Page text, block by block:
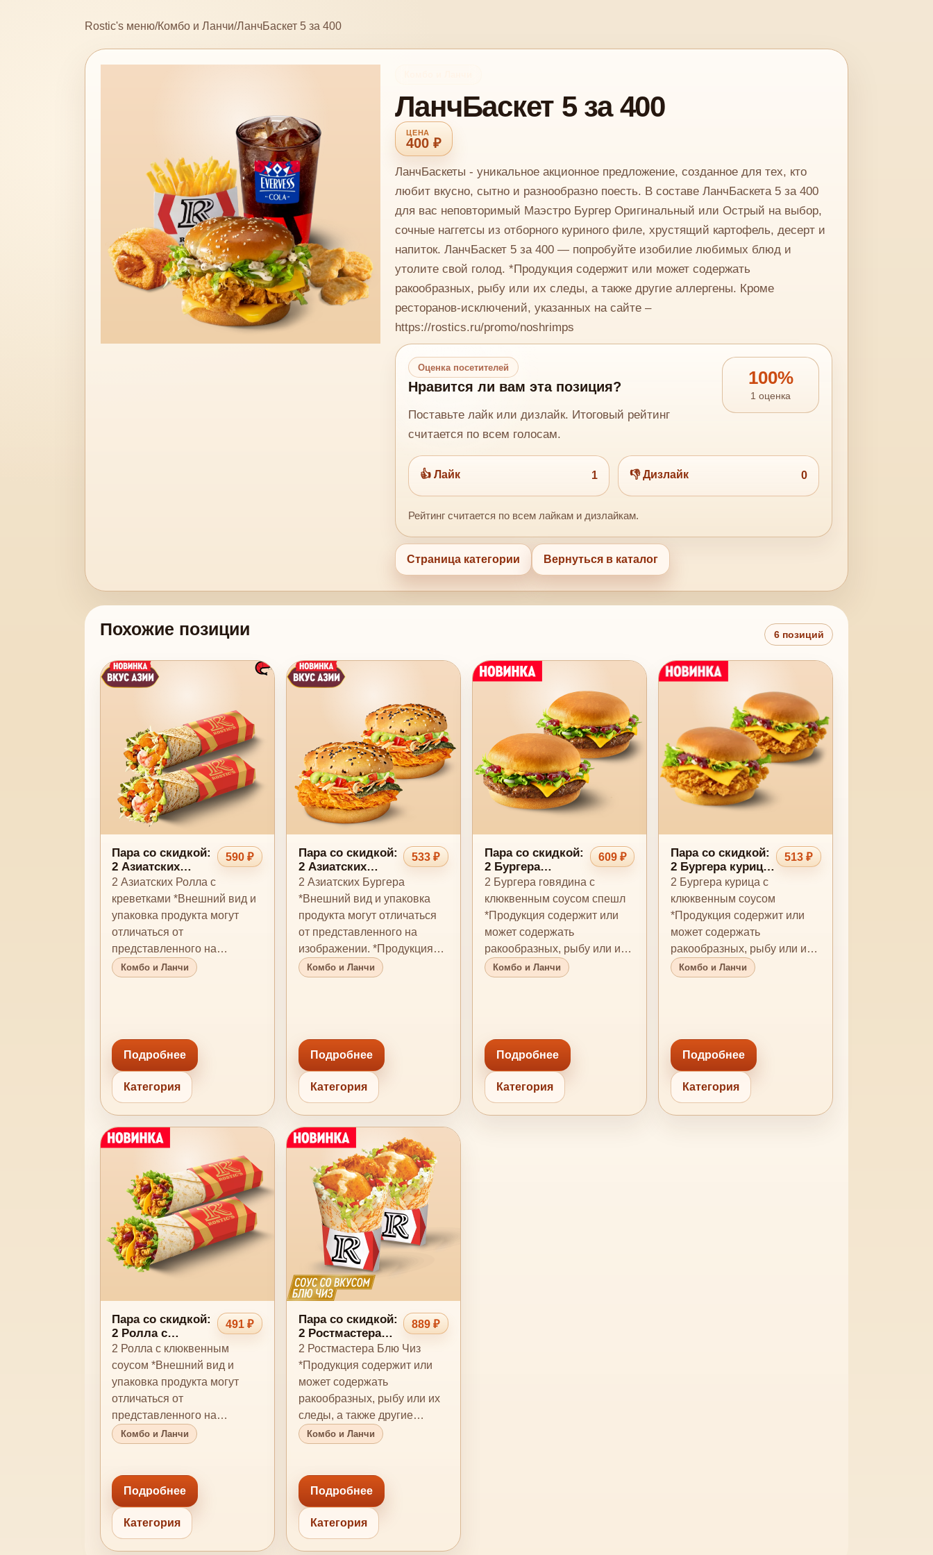
Rostic's меню/Комбо и Ланчи/ЛанчБаскет 5 за 400
ЛанчБаскет 5 за 400
400 ₽
ЛанчБаскеты - уникальное акционное предложение, созданное для тех, кто
любит вкусно, сытно и разнообразно поесть. В составе ЛанчБаскета 5 за 400
для вас неповторимый Маэстро Бургер Оригинальный или Острый на выбор,
сочные наггетсы из отборного куриного филе, хрустящий картофель, десерт и
напиток. ЛанчБаскет 5 за 400 — попробуйте изобилие любимых блюд и
утолите свой голод. *Продукция содержит или может содержать
ракообразных, рыбу или их следы, а также другие аллергены. Кроме
ресторанов-исключений, указанных на сайте –
https://rostics.ru/promo/noshrimps
Оценка посетителей
Нравится ли вам эта позиция?
Поставьте лайк или дизлайк. Итоговый рейтинг
считается по всем голосам.
100%
1 оценка
👍 Лайк 1 👎 Дизлайк 0
Рейтинг считается по всем лайкам и дизлайкам.
Страница категории Вернуться в каталог
Похожие позиции 6 позиций
Пара со скидкой:
2 Азиатских
Ролла с
креветками
590 ₽
2 Азиатских Ролла с
креветками *Внешний вид и
упаковка продукта могут
отличаться от
представленного на
изображении. *Продукция
Комбо и Ланчи
Подробнее
Категория
Пара со скидкой:
2 Азиатских
Бургера
533 ₽
2 Азиатских Бургера
*Внешний вид и упаковка
продукта могут отличаться
от представленного на
изображении. *Продукция
содержит или может соде…
Комбо и Ланчи
Подробнее
Категория
Пара со скидкой:
2 Бургера
говядина с
клюквенным
соусом спешл
609 ₽
2 Бургера говядина с
клюквенным соусом спешл
*Продукция содержит или
может содержать
ракообразных, рыбу или их
следы, а также другие
Комбо и Ланчи
Подробнее
Категория
Пара со скидкой:
2 Бургера курица
с клюквенным
соусом
513 ₽
2 Бургера курица с
клюквенным соусом
*Продукция содержит или
может содержать
ракообразных, рыбу или их
следы, а также другие
Комбо и Ланчи
Подробнее
Категория
Пара со скидкой:
2 Ролла с
клюквенным
соусом
491 ₽
2 Ролла с клюквенным
соусом *Внешний вид и
упаковка продукта могут
отличаться от
представленного на
изображении. *Продукция
Комбо и Ланчи
Подробнее
Категория
Пара со скидкой:
2 Ростмастера
Блю Чиз
889 ₽
2 Ростмастера Блю Чиз
*Продукция содержит или
может содержать
ракообразных, рыбу или их
следы, а также другие
аллергены. Кроме
Комбо и Ланчи
Подробнее
Категория